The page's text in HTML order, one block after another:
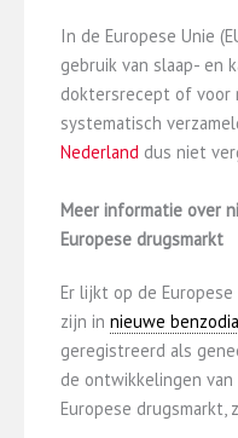
In de Europese Unie
gebruik van slaap- en
doktersrecept of voor
systematisch
Nederland dus niet
Meer informatie over
Europese drugsmarkt
Er lijkt op de
zijn in nieuwe
geregistreerd als
de ontwikkelingen
Europese drugsmarkt,